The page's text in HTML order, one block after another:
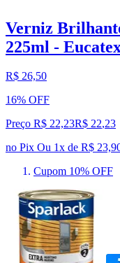
Verniz
225ml -
R$ 26,50
16% OFF
Preço R$ 22,23R$ 22,23
no Pix Ou 1x de R$
Cupom 10% OFF